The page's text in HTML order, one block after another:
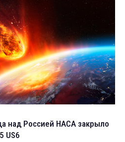
над Россией НАСА закрыло
US6